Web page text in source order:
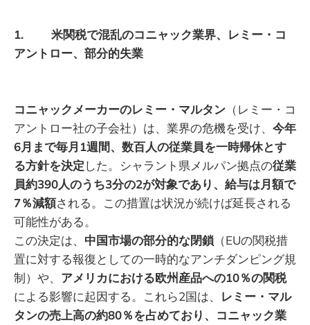
1. 米関税で混乱のコニャック業界、レミー・コ
アントロー、部分的失業
コニャックメーカーのレミー・マルタン （レミー・コ
アントロー社の子会社）は、業界の危機を受け、 今年
6月まで毎月1週間、数百人の従業員を一時帰休とす
る方針を決定した。シャラント県メルパン拠点の従業
員約390人のうち3分の2が対象であり、給与は月額で
7％減額される。この措置は状況が続けば延長される
可能性がある。
この決定は、 中国市場の部分的な閉鎖 （EUの関税措
置に対する報復としての一時的なアンチダンピング規
制）や、 アメリカにおける欧州産品への10％の関税
による影響に起因する。これら2国は、 レミー・マル
タンの売上高の約80％を占めており、コニャック業